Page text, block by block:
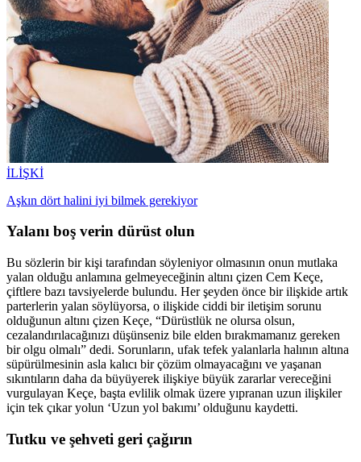
İLİŞKİ
Aşkın dört halini iyi bilmek gerekiyor
Yalanı boş verin dürüst olun
Bu sözlerin bir kişi tarafından söyleniyor olmasının onun mutlaka
yalan olduğu anlamına gelmeyeceğinin altını çizen Cem Keçe,
çiftlere bazı tavsiyelerde bulundu. Her şeyden önce bir ilişkide artık
parterlerin yalan söylüyorsa, o ilişkide ciddi bir iletişim sorunu
olduğunun altını çizen Keçe, “Dürüstlük ne olursa olsun,
cezalandırılacağınızı düşünseniz bile elden bırakmamanız gereken
bir olgu olmalı” dedi. Sorunların, ufak tefek yalanlarla halının altına
süpürülmesinin asla kalıcı bir çözüm olmayacağını ve yaşanan
sıkıntıların daha da büyüyerek ilişkiye büyük zararlar vereceğini
vurgulayan Keçe, başta evlilik olmak üzere yıpranan uzun ilişkiler
için tek çıkar yolun ‘Uzun yol bakımı’ olduğunu kaydetti.
Tutku ve şehveti geri çağırın